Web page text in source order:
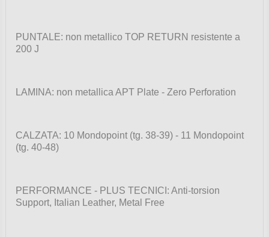
PUNTALE: non metallico TOP RETURN resistente a
200 J
LAMINA: non metallica APT Plate - Zero Perforation
CALZATA: 10 Mondopoint (tg. 38-39) - 11 Mondopoint
(tg. 40-48)
PERFORMANCE - PLUS TECNICI: Anti-torsion
Support, Italian Leather, Metal Free